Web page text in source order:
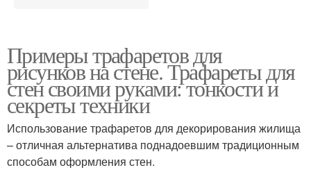
Примеры трафаретов для
рисунков на стене. Трафареты для
стен своими руками: тонкости и
секреты техники
Использование трафаретов для декорирования жилища
– отличная альтернатива поднадоевшим традиционным
способам оформления стен.